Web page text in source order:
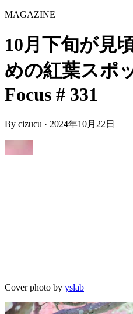
MAGAZINE
10月下旬が見
めの紅葉スポ
Focus # 331
By cizucu · 2024年10月22日
Cover photo by yslab